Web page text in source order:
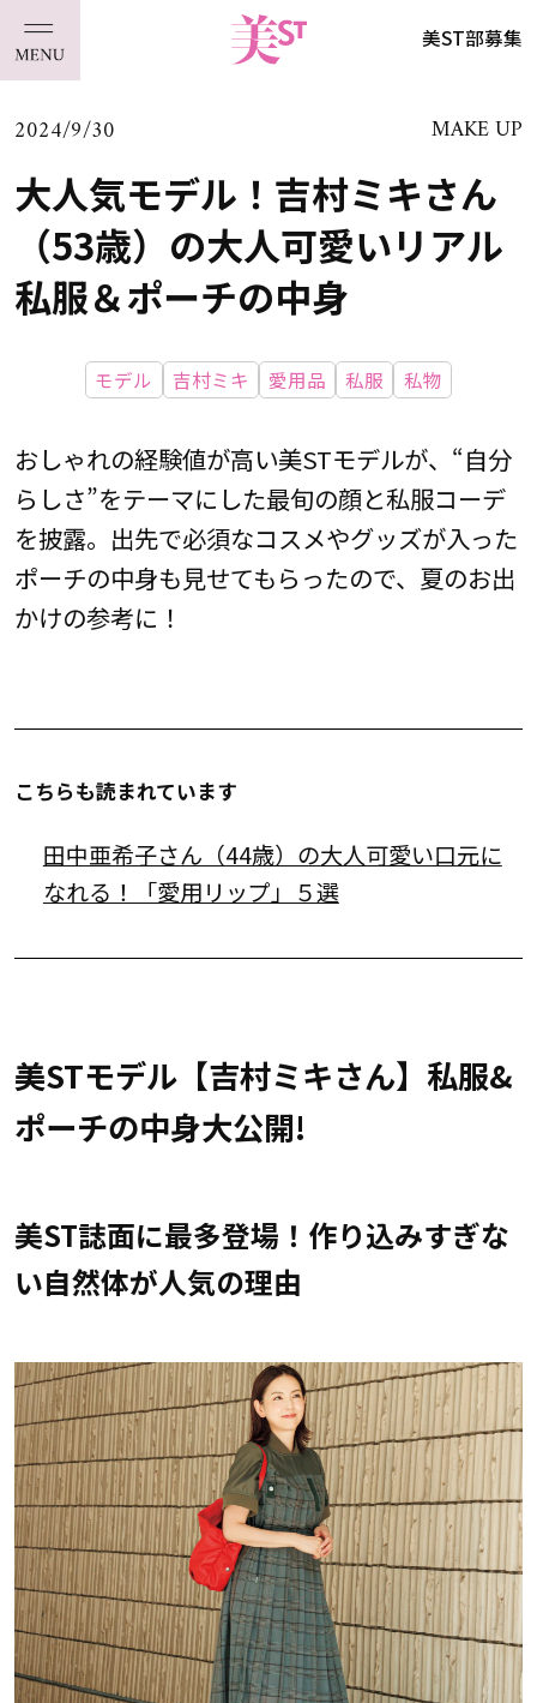
美ST部募集
2024/9/30 MAKE UP
大人気モデル！吉村ミキさん
（53歳）の大人可愛いリアル
私服＆ポーチの中身
モデル 吉村ミキ 愛用品 私服 私物
おしゃれの経験値が高い美STモデルが、“自分
らしさ”をテーマにした最旬の顔と私服コーデ
を披露。出先で必須なコスメやグッズが入った
ポーチの中身も見せてもらったので、夏のお出
かけの参考に！
こちらも読まれています
田中亜希子さん（44歳）の大人可愛い口元に
なれる！「愛用リップ」５選
美STモデル【吉村ミキさん】私服&
ポーチの中身大公開!
美ST誌面に最多登場！作り込みすぎな
い自然体が人気の理由